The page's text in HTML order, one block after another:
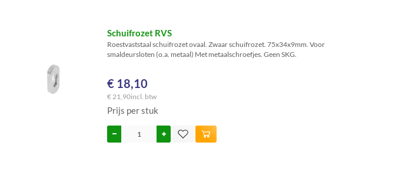
Schuifrozet RVS
Roestvaststaal schuifrozet ovaal. Zwaar schuifrozet. 75x34x9mm. Voor
smaldeursloten (o.a. metaal) Met metaalschroefjes. Geen SKG.
€ 18,10
€ 21,90incl. btw
Prijs per stuk